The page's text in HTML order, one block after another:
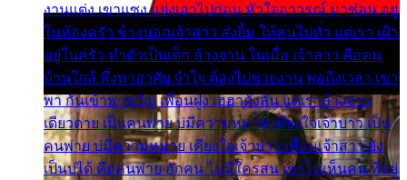
งานแต่ง เขาแซง แย่งเอาไปก่อน หัวใจอาวรณ์ มาซ่อน อยู่
ในห้องครัว ข้างนอกเจ้าสาว ส่งยิ้ม ให้คนไปทั่ว แต่เรา เฝ้า
อยู่ในครัว ทำตัวเป็นเด็ก ล้างจาน ในเมื่อ เจ้าสาว คือคน
บ้านใกล้ พึ่งพาอาศัย จำใจ ต้องไปช่วยงาน พอถึงเวลา เขา
พา กันเข้าพาขวัญ เพื่อนฝูง เฮฮาดังลั่น แต่เราล้างจาน
เดียวดาย เป็นคนพ่าย บ่มีความหมาย เคียงใจเจ้าบ่าว เป็น
คนพ่าย บ่มีความหมาย เคียงใจเจ้าบ่าว เพื่อนเจ้าสาว ยัง
เป็นบ่ได้ คือคนพ่าย ฮักคน ไม่มีใครสน เขาไม่เห็นคน ที่อยู่